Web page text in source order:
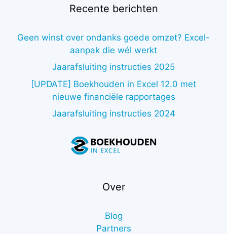
Recente berichten
Geen winst over ondanks goede omzet? Excel-
aanpak die wél werkt
Jaarafsluiting instructies 2025
[UPDATE] Boekhouden in Excel 12.0 met
nieuwe financiële rapportages
Jaarafsluiting instructies 2024
Over
Blog
Partners